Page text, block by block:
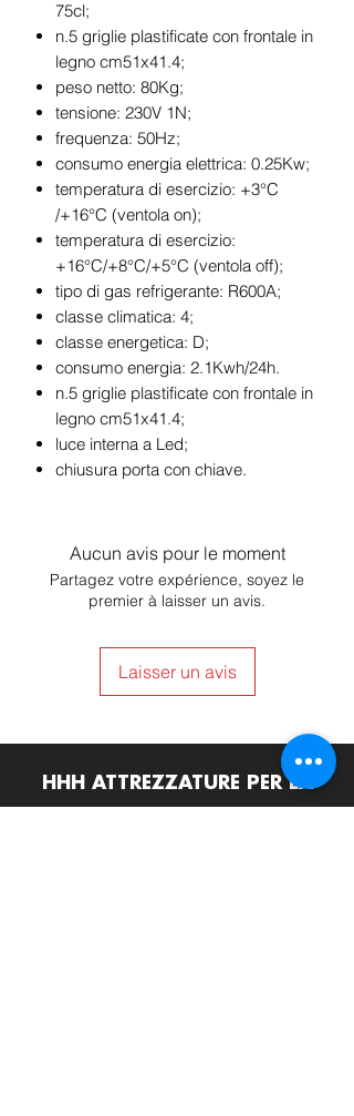
75cl;
n.5 griglie plastificate con frontale in
legno cm51x41.4;
peso netto: 80Kg;
tensione: 230V 1N;
frequenza: 50Hz;
consumo energia elettrica: 0.25Kw;
temperatura di esercizio: +3°C
/+16°C (ventola on);
temperatura di esercizio:
+16°C/+8°C/+5°C (ventola off);
tipo di gas refrigerante: R600A;
classe climatica: 4;
classe energetica: D;
consumo energia: 2.1Kwh/24h.
n.5 griglie plastificate con frontale in
legno cm51x41.4;
luce interna a Led;
chiusura porta con chiave.
Aucun avis pour le moment
Partagez votre expérience, soyez le
premier à laisser un avis.
Laisser un avis
HHH ATTREZZATURE PER LA